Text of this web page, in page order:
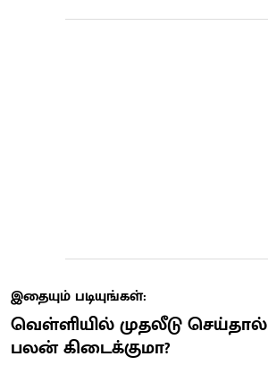
இதையும் படியுங்கள்:
வெள்ளியில் முதலீடு செய்தால்
பலன் கிடைக்குமா?